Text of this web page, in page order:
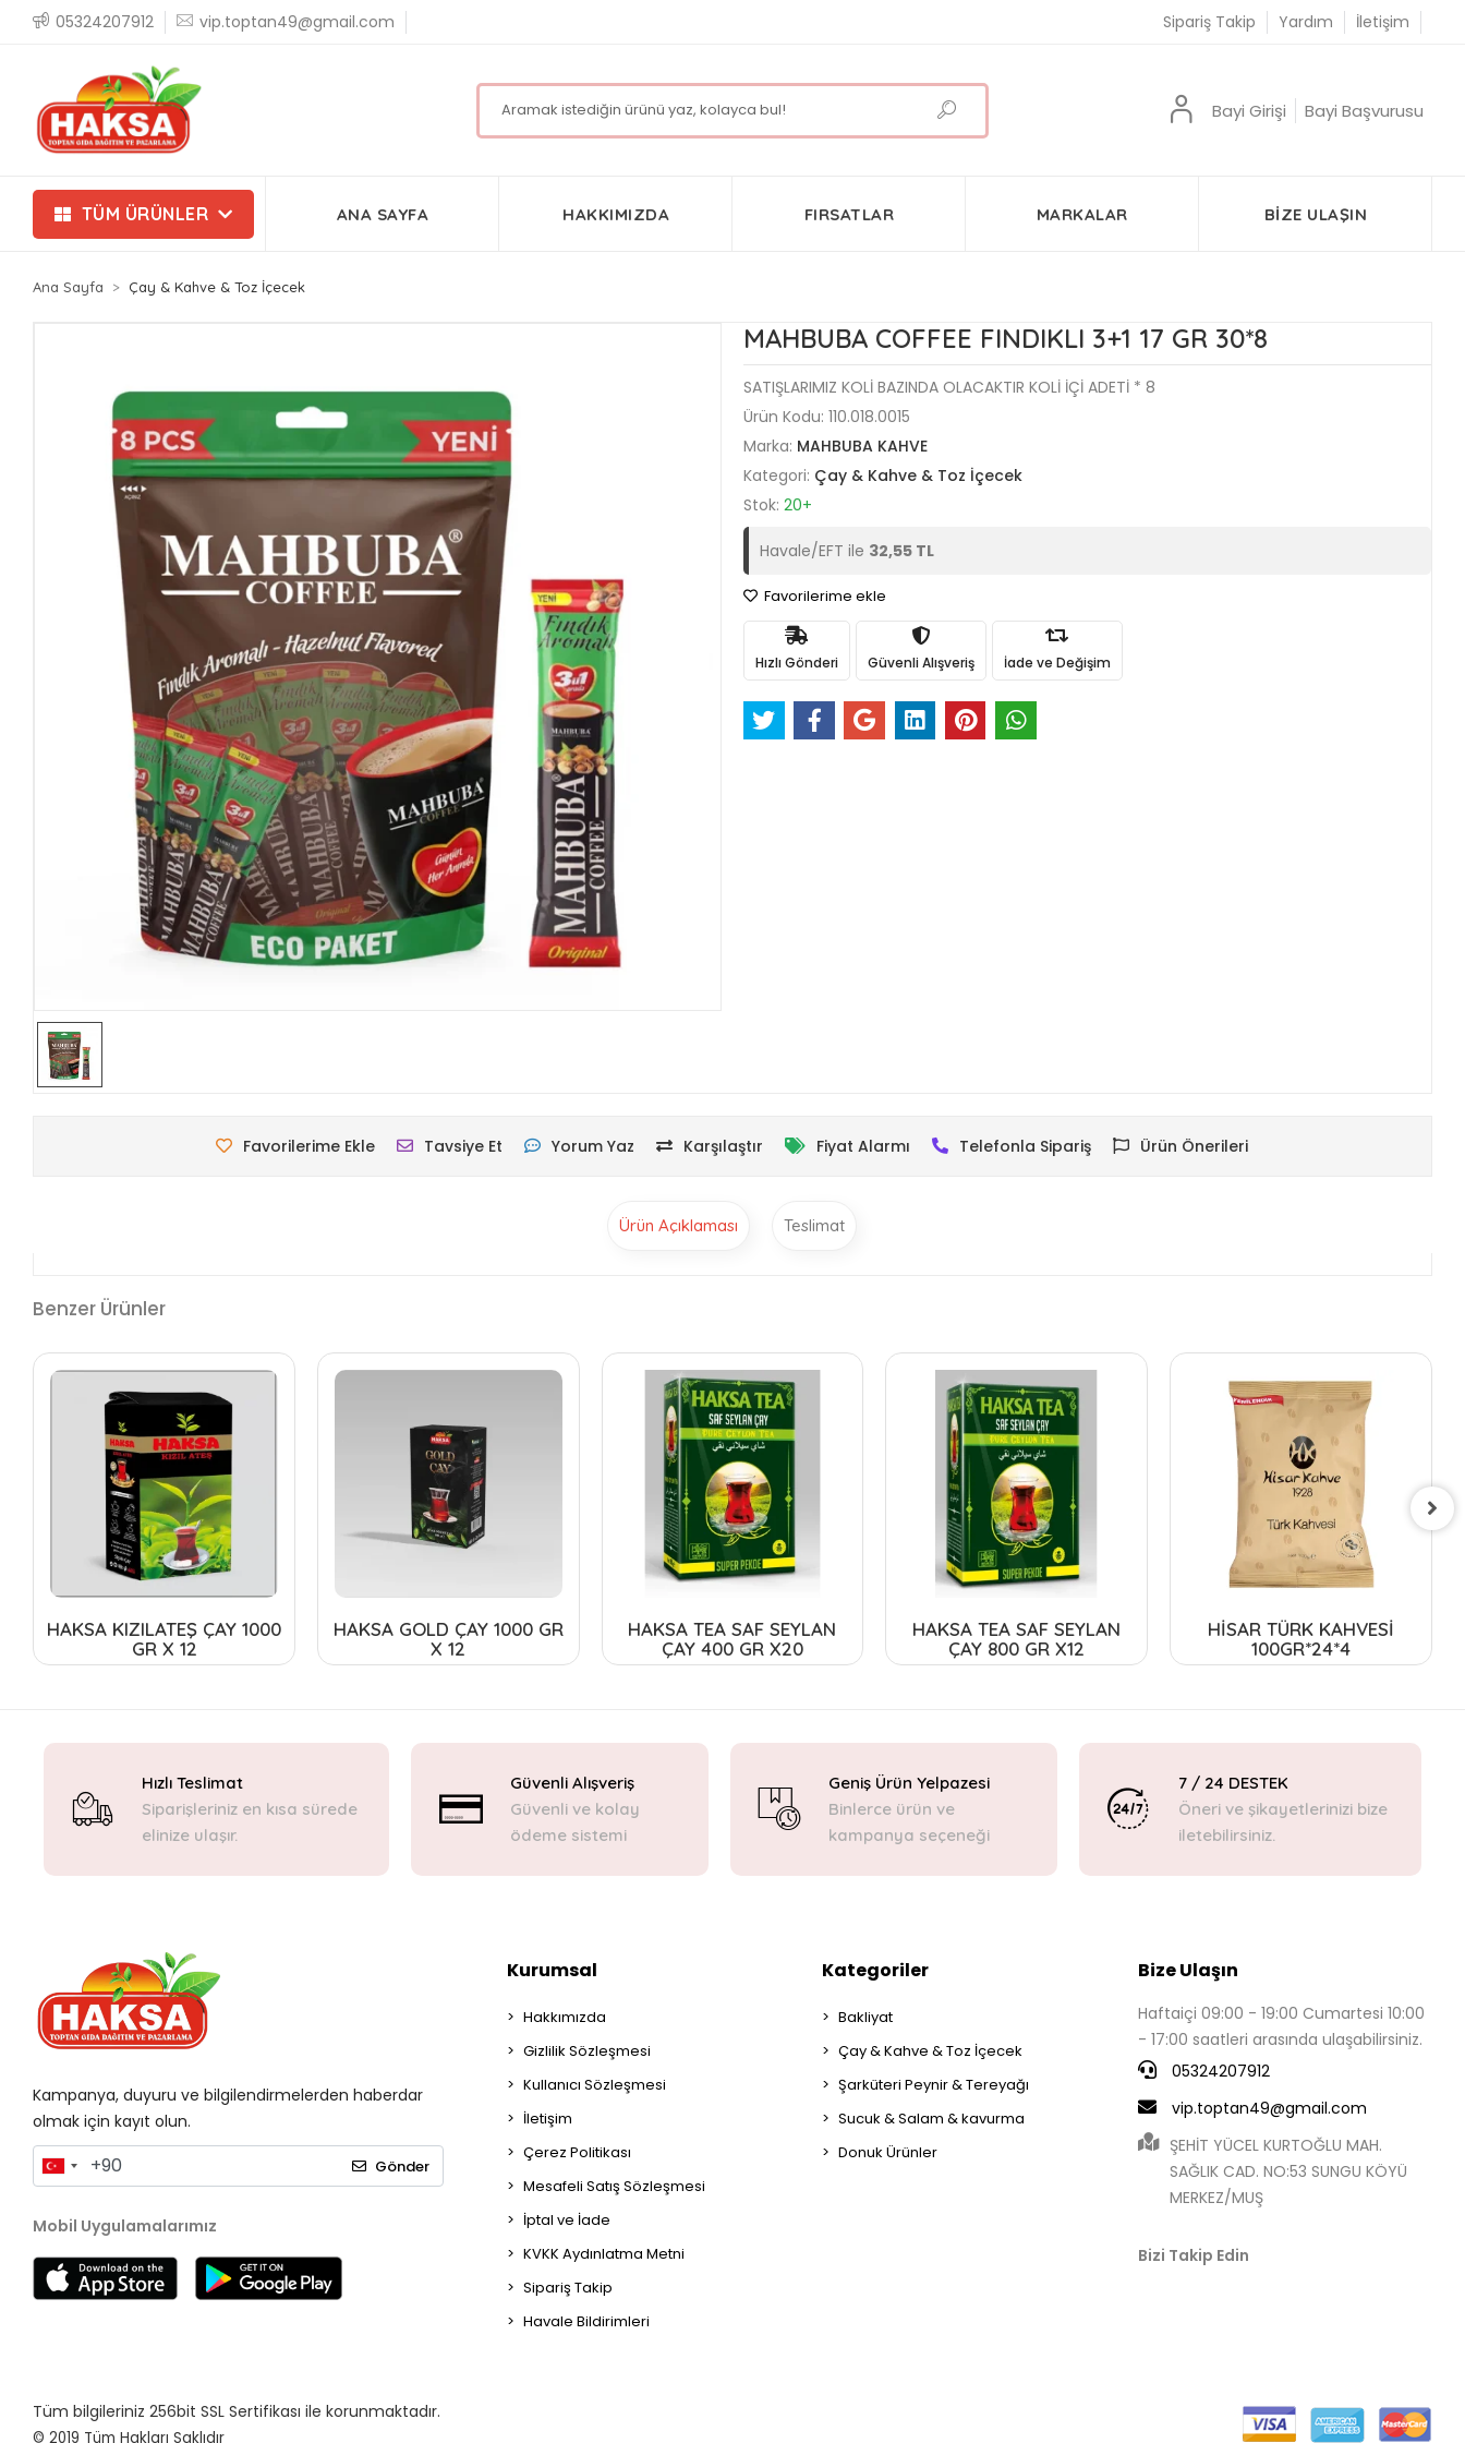
05324207912 vip.toptan49@gmail.com Sipariş Takip Yardım İletişim
Bayi Girişi Bayi Başvurusu
TÜM ÜRÜNLER ANA SAYFA HAKKIMIZDA FIRSATLAR MARKALAR BIZE ULAŞIN
Ana Sayfa Çay & Kahve & Toz İçecek
MAHBUBA COFFEE FINDIKLI 3+1 17 GR 30*8
SATIŞLARIMIZ KOLİ BAZINDA OLACAKTIR KOLİ İÇİ ADETİ * 8
Ürün Kodu: 110.018.0015
Marka: MAHBUBA KAHVE
Kategori: Çay & Kahve & Toz İçecek
Stok: 20+
Havale/EFT ile 32,55 TL
Favorilerime ekle
Hızlı Gönderi Güvenli Alışveriş İade ve Değişim
Favorilerime Ekle Tavsiye Et Yorum Yaz Karşılaştır Fiyat Alarmı Telefonla Sipariş Ürün Önerileri
Ürün Açıklaması Teslimat
Benzer Ürünler
HAKSA KIZILATEŞ ÇAY 1000
GR X 12
HAKSA GOLD ÇAY 1000 GR
X 12
HAKSA TEA SAF SEYLAN
ÇAY 400 GR X20
HAKSA TEA SAF SEYLAN
ÇAY 800 GR X12
HİSAR TÜRK KAHVESİ
100GR*24*4
Hızlı Teslimat
Siparişleriniz en kısa sürede
elinize ulaşır.
Güvenli Alışveriş
Güvenli ve kolay
ödeme sistemi
Geniş Ürün Yelpazesi
Binlerce ürün ve
kampanya seçeneği
7 / 24 DESTEK
Öneri ve şikayetlerinizi bize
iletebilirsiniz.
Kampanya, duyuru ve bilgilendirmelerden haberdar
olmak için kayıt olun.
Gönder
Mobil Uygulamalarımız
Kurumsal
Hakkımızda
Gizlilik Sözleşmesi
Kullanıcı Sözleşmesi
İletişim
Çerez Politikası
Mesafeli Satış Sözleşmesi
İptal ve İade
KVKK Aydınlatma Metni
Sipariş Takip
Havale Bildirimleri
Kategoriler
Bakliyat
Çay & Kahve & Toz İçecek
Şarküteri Peynir & Tereyağı
Sucuk & Salam & kavurma
Donuk Ürünler
Bize Ulaşın
Haftaiçi 09:00 - 19:00 Cumartesi 10:00
- 17:00 saatleri arasında ulaşabilirsiniz.
05324207912
vip.toptan49@gmail.com
ŞEHİT YÜCEL KURTOĞLU MAH.
SAĞLIK CAD. NO:53 SUNGU KÖYÜ
MERKEZ/MUŞ
Bizi Takip Edin
Tüm bilgileriniz 256bit SSL Sertifikası ile korunmaktadır.
© 2019 Tüm Hakları Saklıdır